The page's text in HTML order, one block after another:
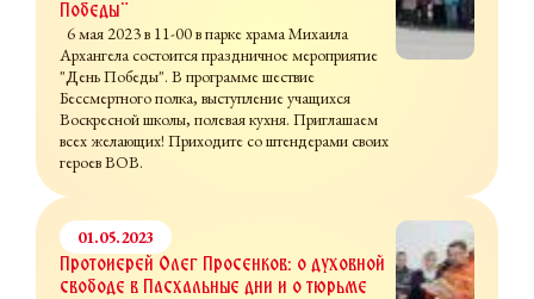
Победы"
6 мая 2023 в 11-00 в парке храма Михаила
Архангела состоится праздничное мероприятие
"День Победы". В программе шествие
Бессмертного полка, выступление учащихся
Воскресной школы, полевая кухня. Приглашаем
всех желающих! Приходите со штендерами своих
героев ВОВ.
01.05.2023
Протоиерей Олег Просенков: о духовной
свободе в Пасхальные дни и о тюрьме